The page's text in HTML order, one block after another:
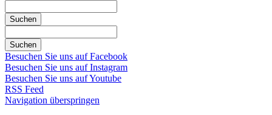
Suchen
Suchen
Besuchen Sie uns auf Facebook
Besuchen Sie uns auf Instagram
Besuchen Sie uns auf Youtube
RSS Feed
Navigation überspringen